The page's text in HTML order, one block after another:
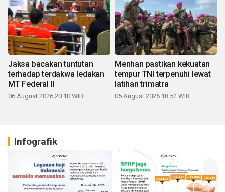
Jaksa bacakan tuntutan
terhadap terdakwa ledakan
MT Federal II
06 August 2026 20:10 WIB
Menhan pastikan kekuatan
tempur TNI terpenuhi lewat
latihan trimatra
05 August 2026 18:52 WIB
Infografik